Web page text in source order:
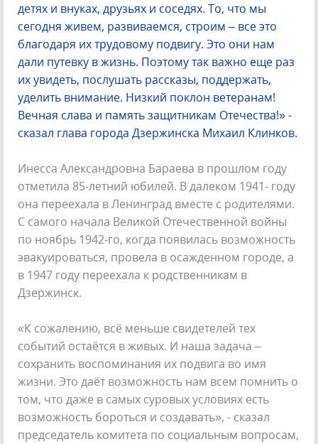
детях и внуках, друзьях и соседях. То, что мы
сегодня живем, развиваемся, строим – все это
благодаря их трудовому подвигу. Это они нам
дали путевку в жизнь. Поэтому так важно еще раз
их увидеть, послушать рассказы, поддержать,
уделить внимание. Низкий поклон ветеранам!
Вечная слава и память защитникам Отечества!» -
сказал глава города Дзержинска Михаил Клинков.
Инесса Александровна Бараева в прошлом году
отметила 85-летний юбилей. В далеком 1941- году
она переехала в Ленинград вместе с родителями.
С самого начала Великой Отечественной войны
по ноябрь 1942-го, когда появилась возможность
эвакуироваться, провела в осажденном городе, а
в 1947 году переехала к родственникам в
Дзержинск.
«К сожалению, всё меньше свидетелей тех
событий остаётся в живых. И наша задача –
сохранить воспоминания их подвига во имя
жизни. Это даёт возможность нам всем помнить о
том, что даже в самых суровых условиях есть
возможность бороться и создавать», - сказал
председатель комитета по социальным вопросам,